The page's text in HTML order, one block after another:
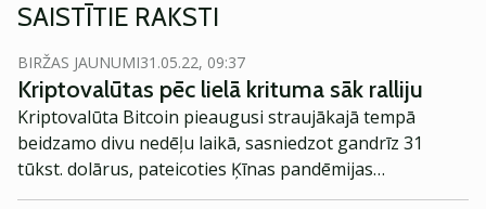
SAISTĪTIE RAKSTI
BIRŽAS JAUNUMI31.05.22, 09:37
Kriptovalūtas pēc lielā krituma sāk ralliju
Kriptovalūta Bitcoin pieaugusi straujākajā tempā
beidzamo divu nedēļu laikā, sasniedzot gandrīz 31
tūkst. dolārus, pateicoties Ķīnas pandēmijas
ierobežojumu mazināšanai, kas palielināja investoru